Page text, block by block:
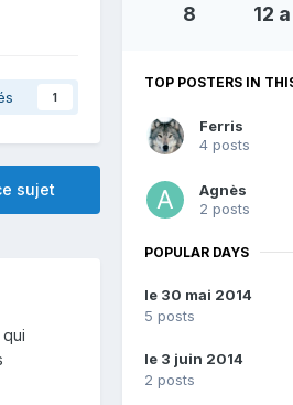
1
sujet
8 12 a
TOP POSTERS IN
Ferris
4 posts
Agnès
2 posts
POPULAR DAYS
le 30 mai 2014
5 posts
le 3 juin 2014
2 posts